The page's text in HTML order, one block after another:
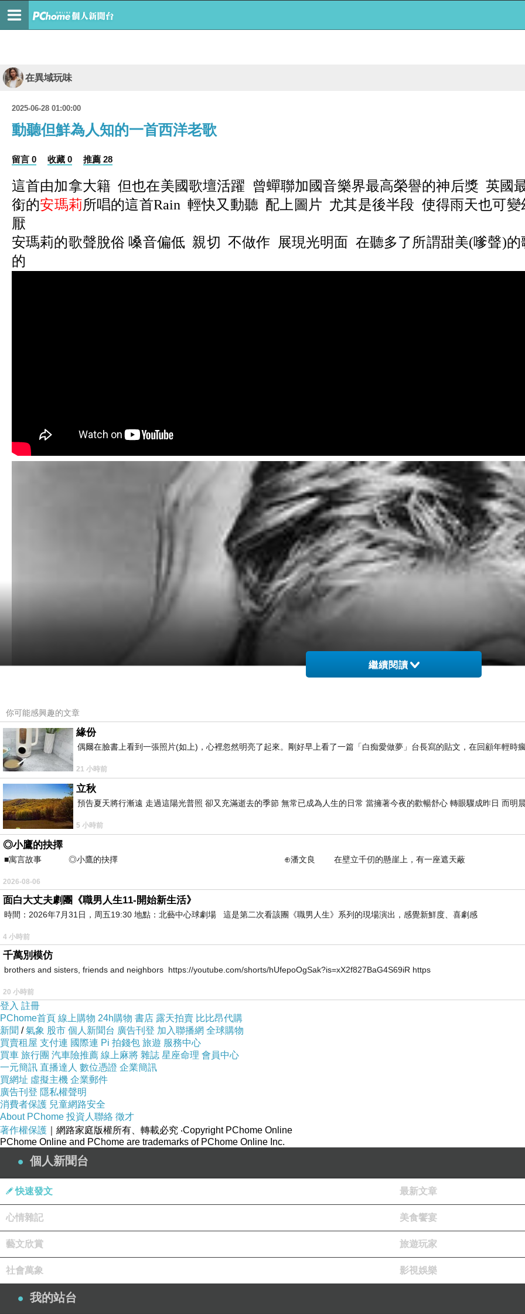
在異域玩味
2025-06-28 01:00:00
動聽但鮮為人知的一首西洋老歌
留言 0 收藏 0 推薦 28
這首由加拿大籍 但也在美國歌壇活躍 曾蟬聯加國音樂界最高榮譽的神后獎 英國
銜的安瑪莉所唱的這首Rain 輕快又動聽 配上圖片 尤其是後半段 使得雨天也可
厭
安瑪莉的歌聲脫俗 嗓音偏低 親切 不做作 展現光明面 在聽多了所謂甜美(嗲聲)
的
繼續閱讀
你可能感興趣的文章
緣份
偶爾在臉書上看到一張照片(如上)，心裡忽然明亮了起來。剛好早上看了一篇「白痴愛做夢」台長寫的貼文，在回顧年輕時
21 小時前
立秋
預告夏天將行漸遠 走過這陽光普照 卻又充滿逝去的季節 無常已成為人生的日常 當擁著今夜的歡暢舒心 轉眼驟成昨日 而明
5 小時前
◎小鷹的抉擇
■寓言故事 ◎小鷹的抉擇 ⊕潘文良 在壁立千仞的懸崖上，有一座遮天蔽
2026-08-06
面白大丈夫劇團《職男人生11-開始新生活》
時間：2026年7月31日，周五19:30 地點：北藝中心球劇場 這是第二次看該團《職男人生》系列的現場演出，感覺新鮮度、喜劇感
4 小時前
千萬別模仿
brothers and sisters, friends and neighbors https://youtube.com/shorts/hUfepoOgSak?is=xX2f827BaG4S69iR https
20 小時前
登入 註冊
PChome首頁 線上購物 24h購物 書店 露天拍賣 比比昂代購
新聞 /氣象 股市 個人新聞台 廣告刊登 加入聯播網 全球購物
買賣租屋 支付連 國際連 Pi 拍錢包 旅遊 服務中心
買車 旅行團 汽車險推薦 線上麻將 雜誌 星座命理 會員中心
一元簡訊 直播達人 數位憑證 企業簡訊
買網址 虛擬主機 企業郵件
廣告刊登 隱私權聲明
消費者保護 兒童網路安全
About PChome 投資人聯絡 徵才
著作權保護 ｜網路家庭版權所有、轉載必究 ‧Copyright PChome Online
PChome Online and PChome are trademarks of PChome Online Inc.
個人新聞台
快速發文 最新文章
心情雜記 美食饗宴
藝文欣賞 旅遊玩家
社會萬象 影視娛樂
我的站台